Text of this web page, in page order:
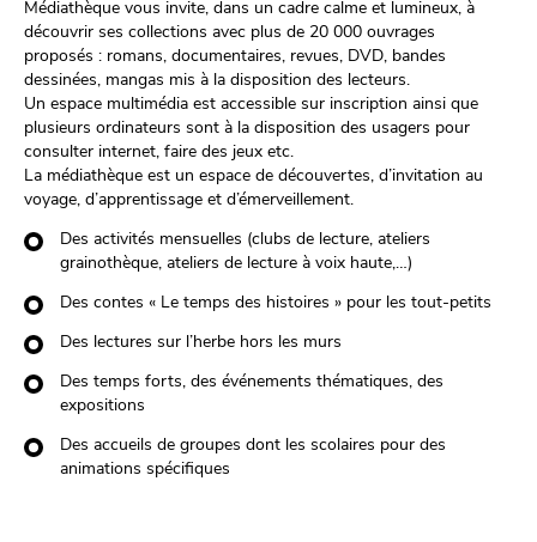
Médiathèque vous invite, dans un cadre calme et lumineux, à
découvrir ses collections avec plus de 20 000 ouvrages
proposés : romans, documentaires, revues, DVD, bandes
dessinées, mangas mis à la disposition des lecteurs.
Un espace multimédia est accessible sur inscription ainsi que
plusieurs ordinateurs sont à la disposition des usagers pour
consulter internet, faire des jeux etc.
La médiathèque est un espace de découvertes, d’invitation au
voyage, d’apprentissage et d’émerveillement.
Des activités mensuelles (clubs de lecture, ateliers
grainothèque, ateliers de lecture à voix haute,…)
Des contes « Le temps des histoires » pour les tout-petits
Des lectures sur l’herbe hors les murs
Des temps forts, des événements thématiques, des
expositions
Des accueils de groupes dont les scolaires pour des
animations spécifiques